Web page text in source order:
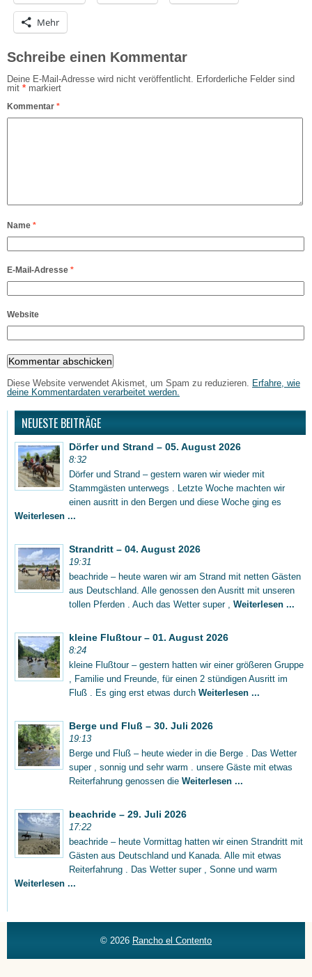
Mehr
Schreibe einen Kommentar
Deine E-Mail-Adresse wird nicht veröffentlicht.
Erforderliche Felder sind
mit * markiert
Kommentar *
Name *
E-Mail-Adresse *
Website
Diese Website verwendet Akismet, um Spam zu reduzieren.
Erfahre, wie
deine Kommentardaten verarbeitet werden.
NEUESTE BEITRÄGE
Dörfer und Strand – 05. August 2026
8:32
Dörfer und Strand – gestern waren wir wieder mit
Stammgästen unterwegs . Letzte Woche machten wir
einen ausritt in den Bergen und diese Woche ging es
Weiterlesen ...
Strandritt – 04. August 2026
19:31
beachride – heute waren wir am Strand mit netten Gästen
aus Deutschland. Alle genossen den Ausritt mit unseren
tollen Pferden . Auch das Wetter super , Weiterlesen ...
kleine Flußtour – 01. August 2026
8:24
kleine Flußtour – gestern hatten wir einer größeren Gruppe
, Familie und Freunde, für einen 2 stündigen Ausritt im
Fluß . Es ging erst etwas durch Weiterlesen ...
Berge und Fluß – 30. Juli 2026
19:13
Berge und Fluß – heute wieder in die Berge . Das Wetter
super , sonnig und sehr warm . unsere Gäste mit etwas
Reiterfahrung genossen die Weiterlesen ...
beachride – 29. Juli 2026
17:22
beachride – heute Vormittag hatten wir einen Strandritt mit
Gästen aus Deutschland und Kanada. Alle mit etwas
Reiterfahrung . Das Wetter super , Sonne und warm
Weiterlesen ...
© 2026 Rancho el Contento